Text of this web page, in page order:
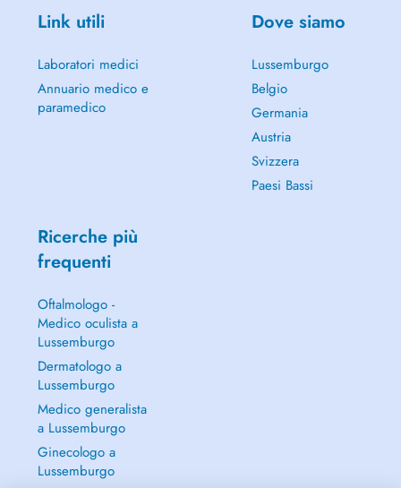
Link utili
Laboratori medici
Annuario medico e
paramedico
Dove siamo
Lussemburgo
Belgio
Germania
Austria
Svizzera
Paesi Bassi
Ricerche più
frequenti
Oftalmologo -
Medico oculista a
Lussemburgo
Dermatologo a
Lussemburgo
Medico generalista
a Lussemburgo
Ginecologo a
Lussemburgo